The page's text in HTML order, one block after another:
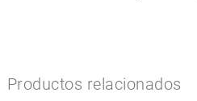
Productos relacionados